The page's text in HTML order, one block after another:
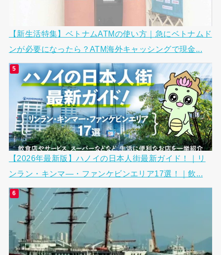
【新生活特集】ベトナムATMの使い方｜急にベトナムド
ンが必要になったら？ATM海外キャッシングで現金...
【2026年最新版】ハノイの日本人街最新ガイド！｜リ
ンラン・キンマ―・ファンケビンエリア17選！｜飲...